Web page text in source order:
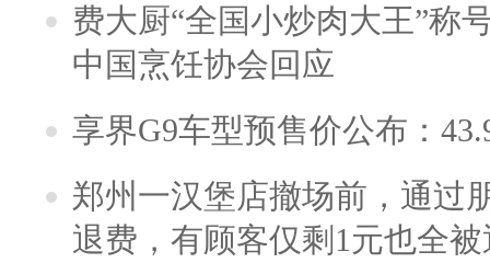
费大厨“全国小炒肉大王”称
中国烹饪协会回应
享界G9车型预售价公布：
郑州一汉堡店撤场前，通过
退费，有顾客仅剩1元也全